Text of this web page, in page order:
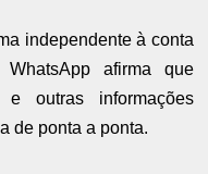
independente à conta
afirma que
e outras informações
de ponta a ponta.